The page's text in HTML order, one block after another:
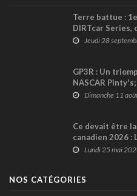
Terre battue :
DIRTcar Series,
Stewart Friesen
Jeudi 28
GP3R : Un
NASCAR
Atlantique !
Dimanche 11
Ce devait être
canadien 2026 :
!
Lundi 25 mai
NOS CATÉGORIES